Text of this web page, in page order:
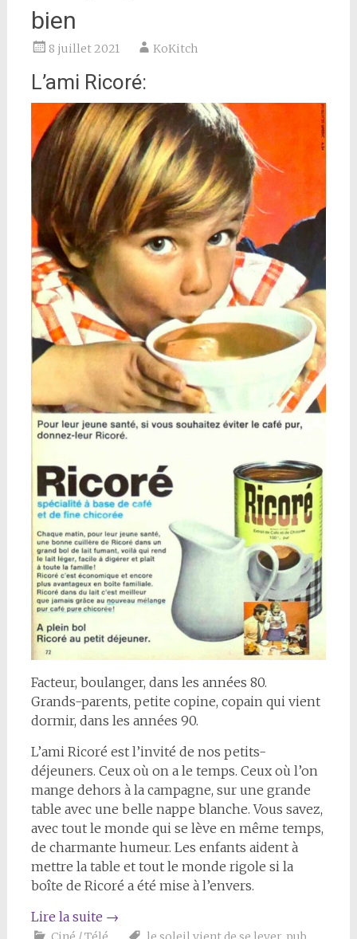
bien
8 juillet 2021 KoKitch
L’ami Ricoré:
Facteur, boulanger, dans les années 80.
Grands-parents, petite copine, copain qui vient
dormir, dans les années 90.
L’ami Ricoré est l’invité de nos petits-
déjeuners. Ceux où on a le temps. Ceux où l’on
mange dehors à la campagne, sur une grande
table avec une belle nappe blanche. Vous savez,
avec tout le monde qui se lève en même temps,
de charmante humeur. Les enfants aident à
mettre la table et tout le monde rigole si la
boîte de Ricoré a été mise à l’envers.
Lire la suite →